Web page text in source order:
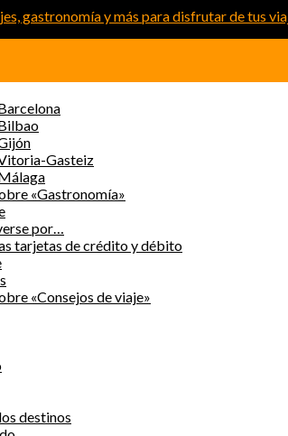
Gasteiz
«Gastronomía»
por…
tarjetas de crédito y débito
«Consejos de viaje»
destinos